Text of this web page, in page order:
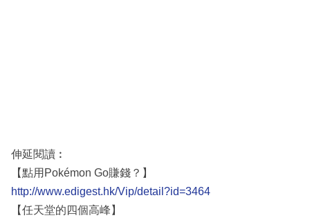
伸延閱讀︰
【點用Pokémon Go賺錢？】
http://www.edigest.hk/Vip/detail?id=3464
【任天堂的四個高峰】